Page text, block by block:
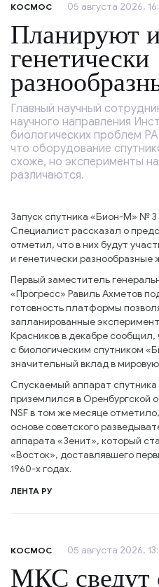
КОСМОС 05 августа 2026,
Планируют
генетически
Главный научный
научного направления
биологических проблем
что оборудование
схоже, но эксперименты
различаются.
Запуск спутника «Бион-М» № 3
Специалист рассказал о
отметил, что в них будут
и генетически разнообразные
Первый заместитель
«Прогресс» Равиль Ахметов
готовность платформы
запланированные
Красников в декабре
с биологическим спутником
значительный вклад в мировую
Спускаемый аппарат
приземлился в Оренбургской
NSF в том же месяце
основе советского
аппарата «Зенит», который
«Восток», доставлявшего
1960-х годах.
ЛЕНТА РУ
КОСМОС 05 августа 2026,
МКС сведут